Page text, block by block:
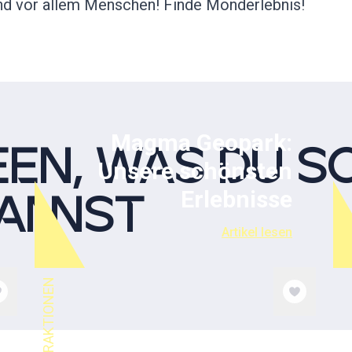
vor allem Menschen! Finde Monderlebnis!
WAS DU
Magma Geopark:
Unsere schönsten
Artikel lesen